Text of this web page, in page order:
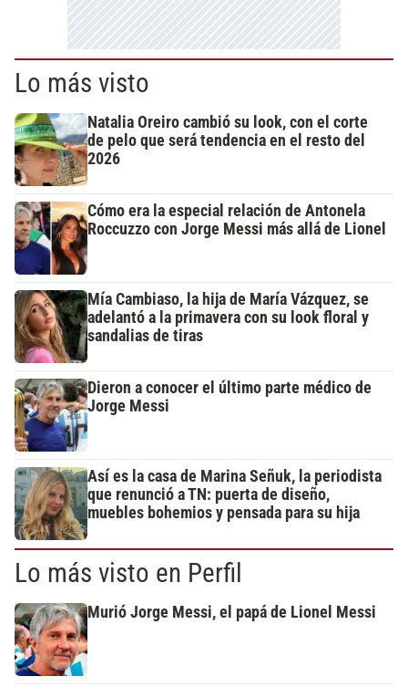
Lo más visto
Natalia Oreiro cambió su look, con el corte
de pelo que será tendencia en el resto del
2026
Cómo era la especial relación de Antonela
Roccuzzo con Jorge Messi más allá de Lionel
Mía Cambiaso, la hija de María Vázquez, se
adelantó a la primavera con su look floral y
sandalias de tiras
Dieron a conocer el último parte médico de
Jorge Messi
Así es la casa de Marina Señuk, la periodista
que renunció a TN: puerta de diseño,
muebles bohemios y pensada para su hija
Lo más visto en Perfil
Murió Jorge Messi, el papá de Lionel Messi